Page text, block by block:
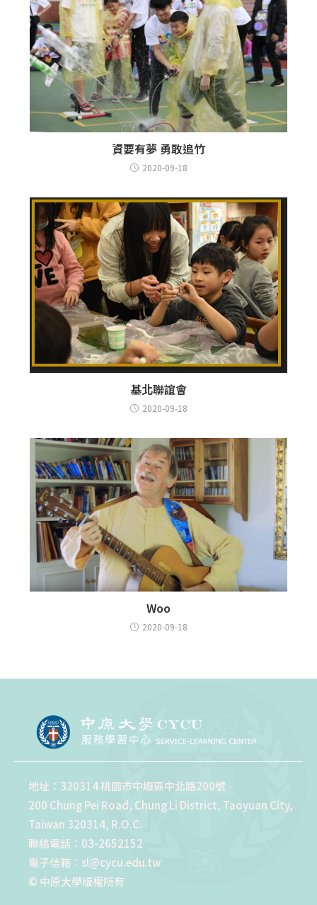
資要有夢 勇敢追竹
2020-09-18
基北聯誼會
2020-09-18
Woo
2020-09-18
地址：320314 桃園市中壢區中北路200號
200 Chung Pei Road, Chung Li District, Taoyuan City,
Taiwan 320314, R.O.C.
聯絡電話：03-2652152
電子信箱：sl@cycu.edu.tw
© 中原大學版權所有